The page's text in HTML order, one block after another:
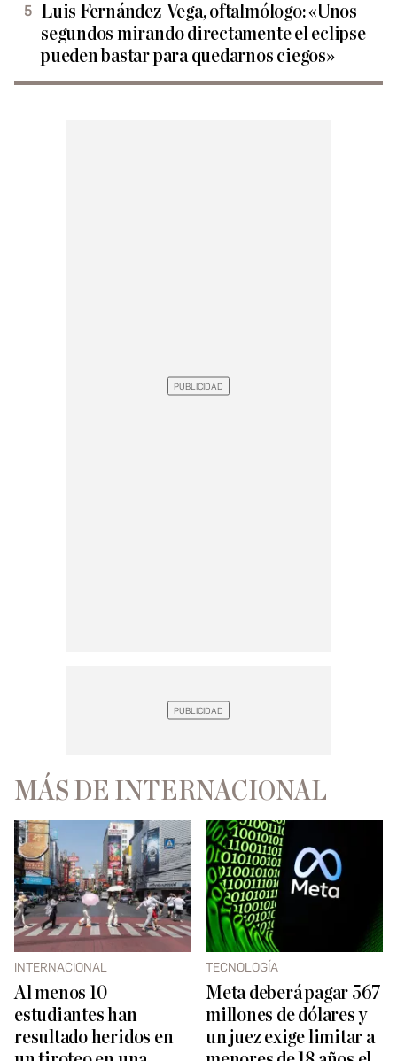
Luis Fernández-Vega, oftalmólogo: «Unos
segundos mirando directamente el eclipse
pueden bastar para quedarnos ciegos»
MÁS DE INTERNACIONAL
INTERNACIONAL
Al menos 10
estudiantes han
resultado heridos en
TECNOLOGÍA
Meta deberá pagar 567
millones de dólares y
un juez exige limitar a